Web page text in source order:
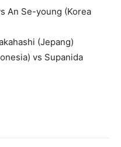
An Se-young (Korea
(Jepang)
vs Supanida